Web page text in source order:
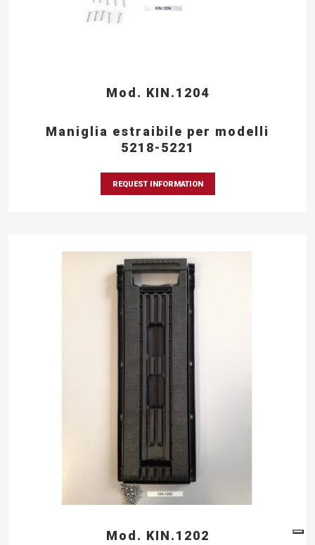
Mod. KIN.1204
Maniglia estraibile per modelli
5218-5221
REQUEST INFORMATION
Mod. KIN.1202